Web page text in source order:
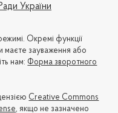
України
Окремі функції
маєте зауваження або
нам: Форма зворотного
Creative Commons
, якщо не зазначено